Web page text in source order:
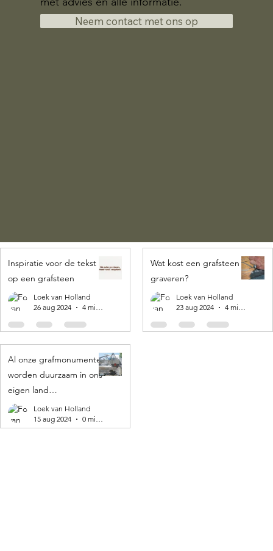
Neem contact met ons op
Inspiratie voor de tekst
op een grafsteen
Loek van Holland
26 aug 2024
4 minuten om te lezen
Wat kost een grafsteen
graveren?
Loek van Holland
23 aug 2024
4 minuten om te lezen
Al onze grafmonumenten
worden duurzaam in ons
eigen land
geproduceerd! 🌍
Loek van Holland
15 aug 2024
0 minuten om te lezen